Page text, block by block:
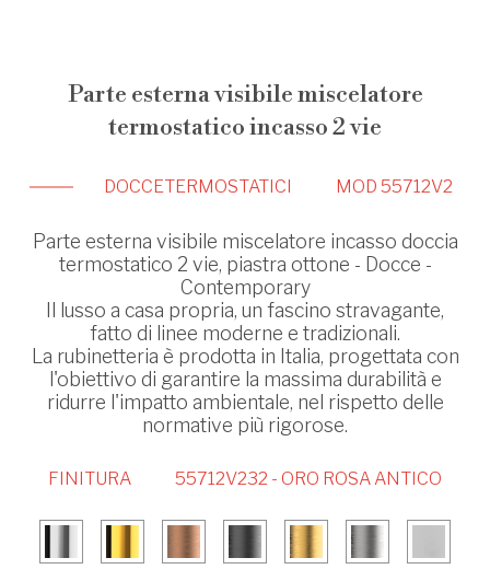
Parte esterna visibile miscelatore
termostatico incasso 2 vie
DOCCETERMOSTATICI MOD 55712V2
Parte esterna visibile miscelatore incasso doccia
termostatico 2 vie, piastra ottone - Docce -
Contemporary
Il lusso a casa propria, un fascino stravagante,
fatto di linee moderne e tradizionali.
La rubinetteria è prodotta in Italia, progettata con
l'obiettivo di garantire la massima durabilità e
ridurre l'impatto ambientale, nel rispetto delle
normative più rigorose.
FINITURA 55712V232 - ORO ROSA ANTICO